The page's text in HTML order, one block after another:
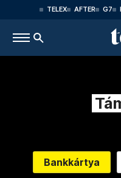
TELEX AFTER G7
Bankkártya